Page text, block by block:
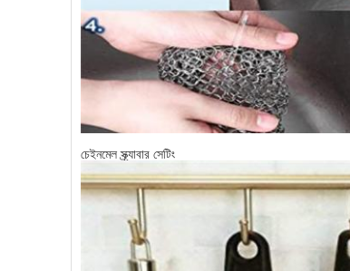
চেইনমেল স্ক্র্যাবার সেটিং